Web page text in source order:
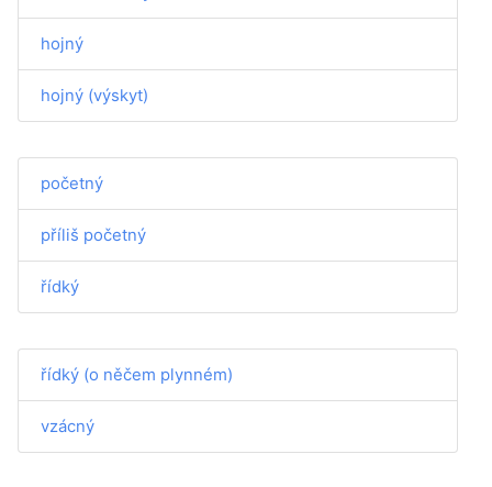
hojný
hojný (výskyt)
početný
příliš početný
řídký
řídký (o něčem plynném)
vzácný